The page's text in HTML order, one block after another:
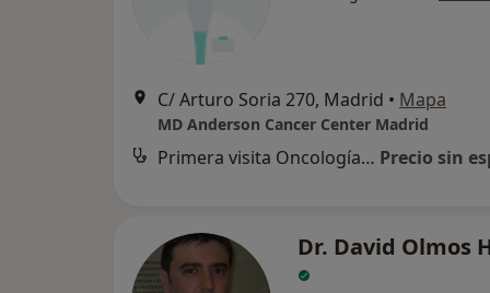
C/ Arturo Soria 270, Madrid • Mapa
MD Anderson Cancer Center Madrid
Primera visita Oncología Médica Precio sin
Dr. David Olmos